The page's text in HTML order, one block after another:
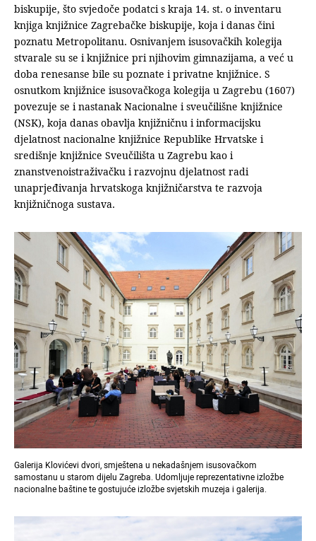
biskupije, što svjedoče podatci s kraja 14. st. o inventaru
knjiga knjižnice Zagrebačke biskupije, koja i danas čini
poznatu Metropolitanu. Osnivanjem isusovačkih kolegija
stvarale su se i knjižnice pri njihovim gimnazijama, a već u
doba renesanse bile su poznate i privatne knjižnice. S
osnutkom knjižnice isusovačkoga kolegija u Zagrebu (1607)
povezuje se i nastanak Nacionalne i sveučilišne knjižnice
(NSK), koja danas obavlja knjižničnu i informacijsku
djelatnost nacionalne knjižnice Republike Hrvatske i
središnje knjižnice Sveučilišta u Zagrebu kao i
znanstvenoistraživačku i razvojnu djelatnost radi
unaprjeđivanja hrvatskoga knjižničarstva te razvoja
knjižničnoga sustava.
Galerija Klovićevi dvori, smještena u nekadašnjem isusovačkom
samostanu u starom dijelu Zagreba. Udomljuje reprezentativne izložbe
nacionalne baštine te gostujuće izložbe svjetskih muzeja i galerija.